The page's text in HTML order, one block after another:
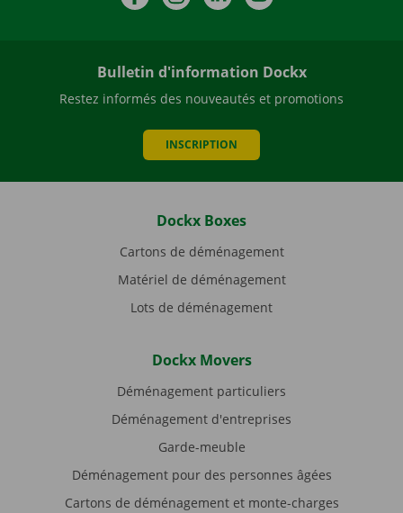
Bulletin d'information Dockx
Restez informés des nouveautés et promotions
INSCRIPTION
Dockx Boxes
Cartons de déménagement
Matériel de déménagement
Lots de déménagement
Dockx Movers
Déménagement particuliers
Déménagement d'entreprises
Garde-meuble
Déménagement pour des personnes âgées
Cartons de déménagement et monte-charges